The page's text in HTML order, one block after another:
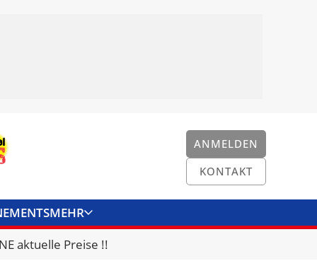
ANMELDEN
KONTAKT
MEHR
KONTAKT
aktuelle Preise !!